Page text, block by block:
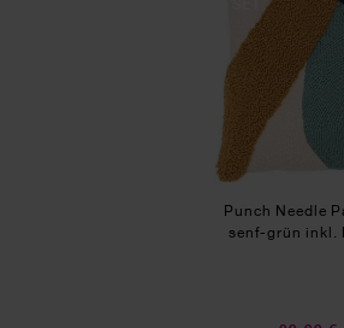
Punch Needle
senf-grün inkl.